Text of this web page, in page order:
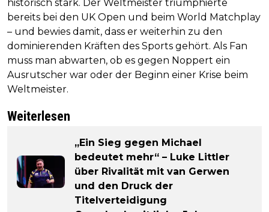
historisch stark. Der Weltmeister triumphierte
bereits bei den UK Open und beim World Matchplay
– und bewies damit, dass er weiterhin zu den
dominierenden Kräften des Sports gehört. Als Fan
muss man abwarten, ob es gegen Noppert ein
Ausrutscher war oder der Beginn einer Krise beim
Weltmeister.
Weiterlesen
„Ein Sieg gegen Michael
bedeutet mehr“ – Luke Littler
über Rivalität mit van Gerwen
und den Druck der
Titelverteidigung